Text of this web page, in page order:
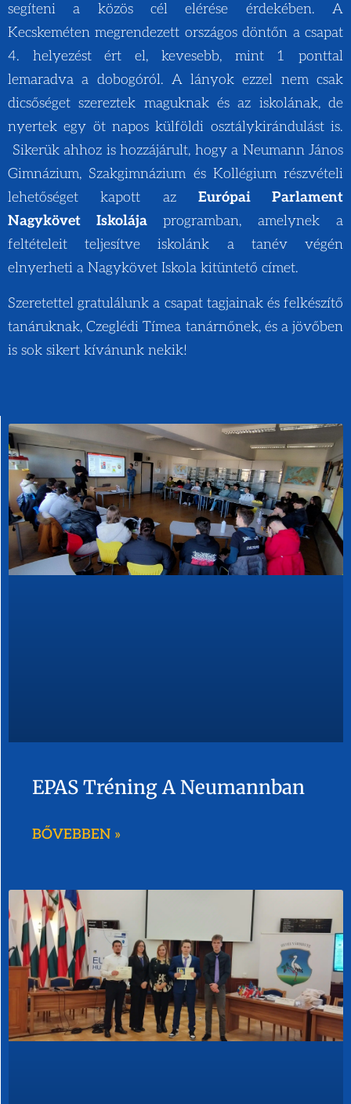
segíteni a közös cél elérése érdekében. A
Kecskeméten megrendezett országos döntőn a csapat
4. helyezést ért el, kevesebb, mint 1 ponttal
lemaradva a dobogóról. A lányok ezzel nem csak
dicsőséget szereztek maguknak és az iskolának, de
nyertek egy öt napos külföldi osztálykirándulást is.
Sikerük ahhoz is hozzájárult, hogy a Neumann János
Gimnázium, Szakgimnázium és Kollégium részvételi
lehetőséget kapott az Európai Parlament
Nagykövet Iskolája programban, amelynek a
feltételeit teljesítve iskolánk a tanév végén
elnyerheti a Nagykövet Iskola kitüntető címet.
Szeretettel gratulálunk a csapat tagjainak és felkészítő
tanáruknak, Czeglédi Tímea tanárnőnek, és a jövőben
is sok sikert kívánunk nekik!
EPAS Tréning A Neumannban
BŐVEBBEN »